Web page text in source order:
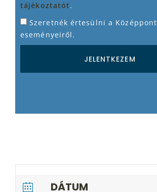
tájékoztatót.
Szeretnék értesülni a Középpont
eseményeiről.
JELENTKEZEM
DÁTUM